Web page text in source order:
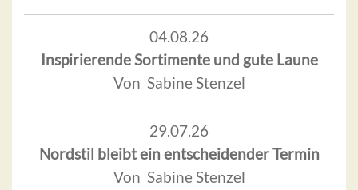
04.08.26
Inspirierende Sortimente und gute Laune
Von Sabine Stenzel
29.07.26
Nordstil bleibt ein entscheidender Termin
Von Sabine Stenzel